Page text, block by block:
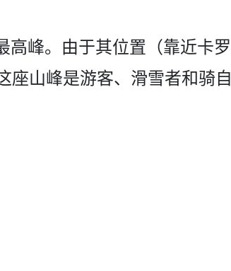
高峰。­由于其位置（靠近卡罗
座山峰是游客、滑雪者­和骑自